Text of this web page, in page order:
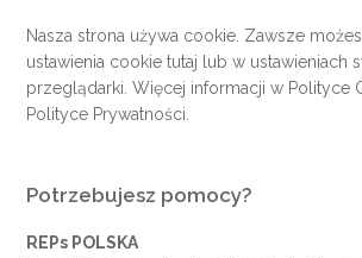
Nasza strona używa cookie. Zawsze
ustawienia cookietutaj lub w ustawieniach
przeglądarki. Więcej informacji w Polityce
Polityce Prywatności
Potrzebujesz pomocy?
REPs POLSKA